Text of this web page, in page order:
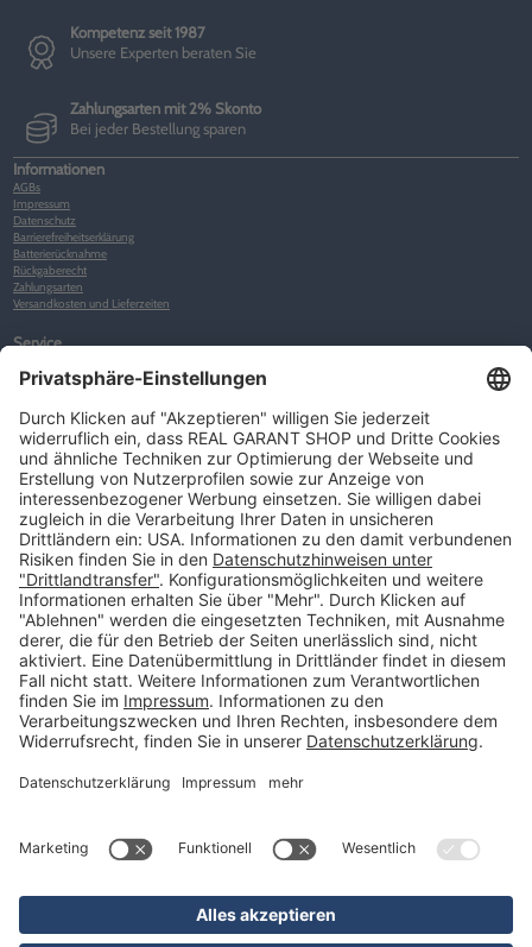
Kompetenz seit 1987
Unsere Experten beraten Sie
Zahlungsarten mit 2% Skonto
Bei jeder Bestellung sparen
Informationen
AGBs
Impressum
Datenschutz
Barrierefreiheitserklärung
Batterierücknahme
Rückgaberecht
Zahlungsarten
Versandkosten und Lieferzeiten
Service
Warenkorb
Neues Kunden-Konto anlegen
Newsletter
Kontakt
FAQs
Über uns
Kategorien
Betriebsorganisation (52)
Schlüsselorganisation (140)
Reifenorganisation (35)
Werkstattorganisation (166)
Preisauszeichnung und Preisdisplays (35)
Formulare KFZ und Werkstatt (34)
Kennzeichenhalter (49)
KFZ-Verkauf und KFZ-Präsentation (19)
Aussenwerbung (47)
Prospektpräsentation, Infosysteme (29)
Werbeartikel und Give-Aways (212)
SALES OFF (14)